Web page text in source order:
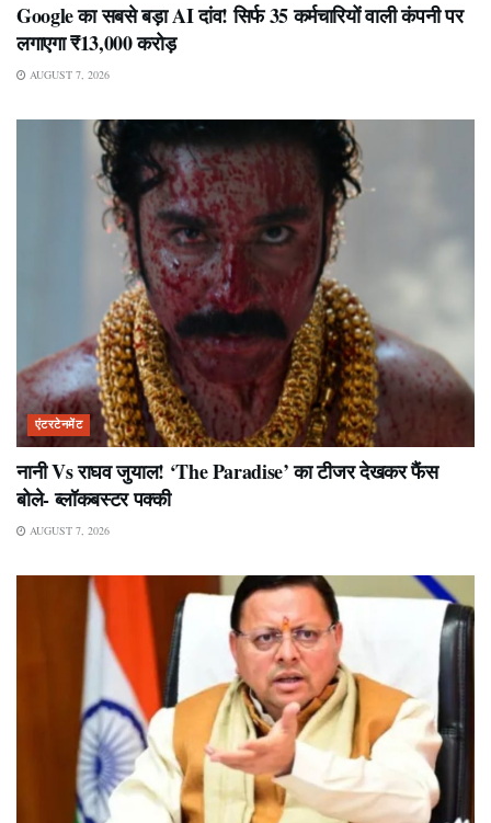
Google का सबसे बड़ा AI दांव! सिर्फ 35 कर्मचारियों वाली कंपनी पर
लगाएगा ₹13,000 करोड़
AUGUST 7, 2026
एंटरटेनमेंट
नानी Vs राघव जुयाल! ‘The Paradise’ का टीजर देखकर फैंस
बोले- ब्लॉकबस्टर पक्की
AUGUST 7, 2026